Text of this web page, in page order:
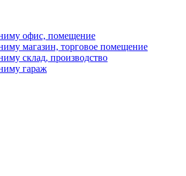
офис, помещение
магазин, торговое помещение
склад, производство
гараж